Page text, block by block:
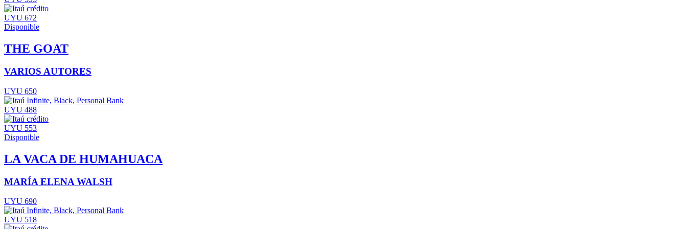
UYU 672
Disponible
THE GOAT
VARIOS AUTORES
UYU 650
UYU 488
UYU 553
Disponible
LA VACA DE HUMAHUACA
MARÍA ELENA WALSH
UYU 690
UYU 518